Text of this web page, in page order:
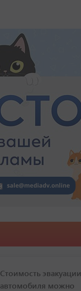
Стоимость эвакуации
автомобиля можно